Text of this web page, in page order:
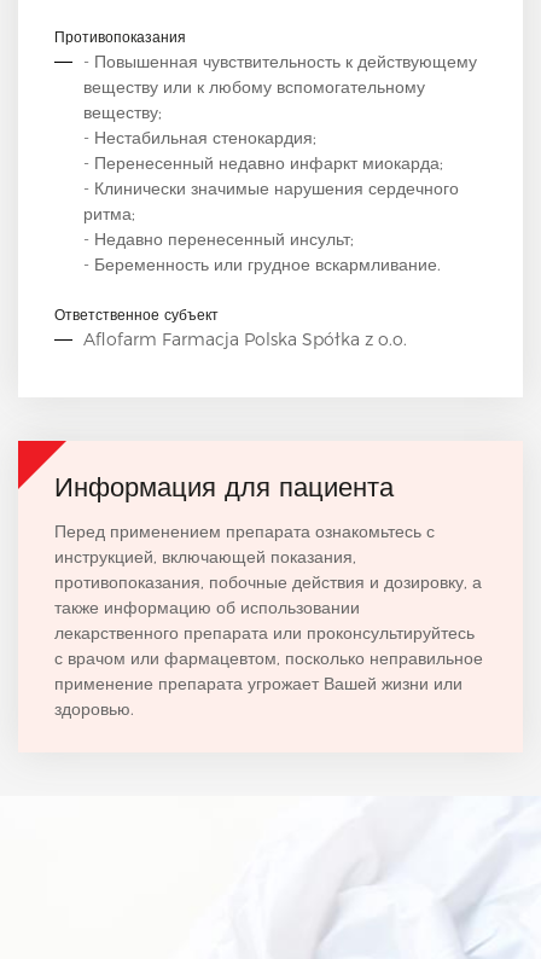
Противопоказания
- Повышенная чувствительность к действующему
веществу или к любому вспомогательному
веществу;
- Нестабильная стенокардия;
- Перенесенный недавно инфаркт миокарда;
- Клинически значимые нарушения сердечного
ритма;
- Недавно перенесенный инсульт;
- Беременность или грудное вскармливание.
Ответственное субъект
Aflofarm Farmacja Polska Spółka z o.o.
Информация для пациента
Перед применением препарата ознакомьтесь с
инструкцией, включающей показания,
противопоказания, побочные действия и дозировку, а
также информацию об использовании
лекарственного препарата или проконсультируйтесь
с врачом или фармацевтом, посколько неправильное
применение препарата угрожает Вашей жизни или
здоровью.